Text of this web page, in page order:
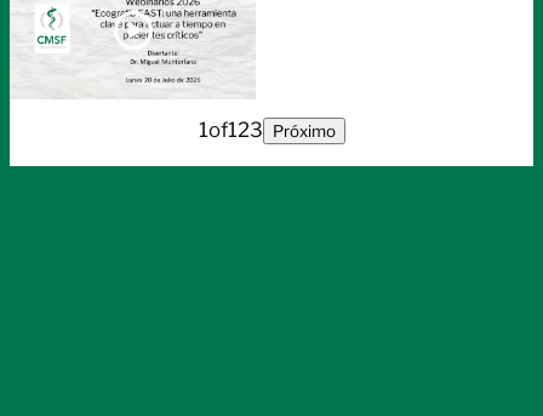
1of123 Próximo